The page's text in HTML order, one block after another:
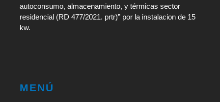
autoconsumo, almacenamiento, y térmicas sector
residencial (RD 477/2021. prtr)” por la instalacion de 15
kw.
MENÚ